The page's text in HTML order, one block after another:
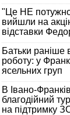
"Це НЕ
вийшли на
відставки
Батьки раніше
роботу: у
ясельних груп
В Івано-
благодійний
на підтримку